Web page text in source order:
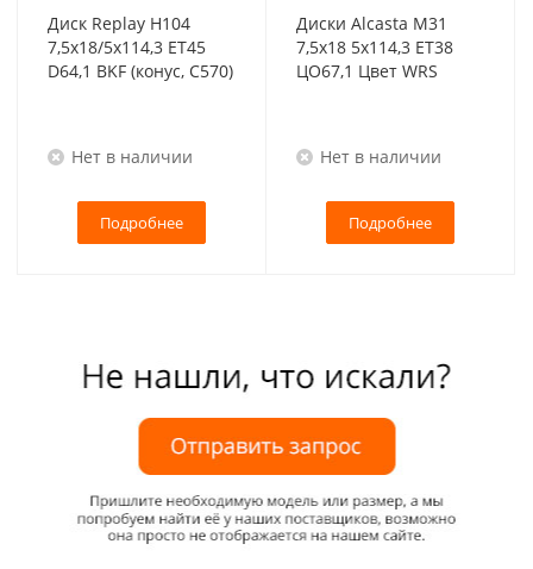
Диск Replay H104
7,5x18/5x114,3 ET45
D64,1 BKF (конус, C570)
Нет в наличии
Подробнее
Диски Alcasta M31
7,5x18 5x114,3 ET38
ЦО67,1 Цвет WRS
Нет в наличии
Подробнее